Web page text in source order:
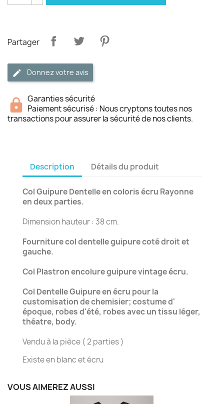
Partager
Donnez votre avis
Garanties sécurité
Paiement sécurisé : Nous cryptons toutes nos
transactions pour assurer la sécurité de nos clients.
Description Détails du produit
Col Guipure Dentelle en coloris écru Rayonne
en deux parties.
Dimension hauteur : 38 cm.
Fourniture col dentelle guipure coté droit et
gauche.
Col Plastron encolure guipure vintage écru.
Col Dentelle Guipure en écru pour la
customisation de chemisier; costume d'
époque, robes d'été, robes avec un tissu léger,
théatre, body.
Vendu à la pièce ( 2 parties )
Existe en blanc et écru
VOUS AIMEREZ AUSSI